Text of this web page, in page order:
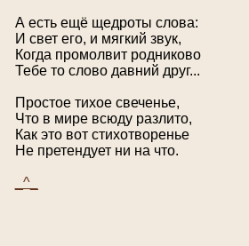
А есть ещё щедроты слова:
И свет его, и мягкий звук,
Когда промолвит родниково
Тебе то слово давний друг...
Простое тихое свеченье,
Что в мире всюду разлито,
Как это вот стихотворенье
Не претендует ни на что.
_^_